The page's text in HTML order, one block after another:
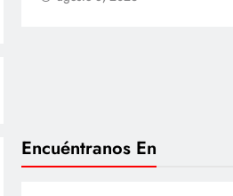
Encuéntranos En